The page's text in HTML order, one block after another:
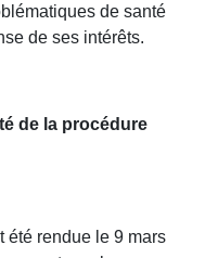
de santé
de ses intérêts.
de la procédure
été rendue le 9 mars